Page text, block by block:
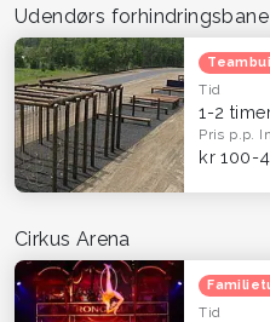
Udendørs
Tid
1-2
Pris p.p.
kr 100-
Cirkus Arena
Tid